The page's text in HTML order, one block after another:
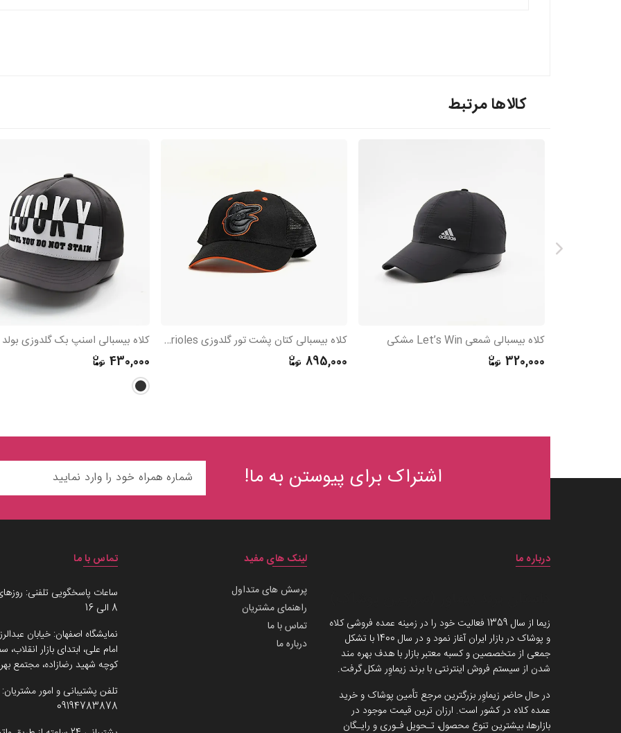
کالاها مرتبط
کلاه بیسبالی شمعی Let’s Win مشکی
320,000
کلاه بیسبالی کتان پشت تور گلدوزی Baltimore Orioles
895,000
کلاه بیسبالی اسنپ بک گلدوزی
430,000
اشتراک برای پیوستن به ما!
درباره ما
زیما از سال 1359 فعالیت خود را در زمینه عمده فروشی کلاه
و پوشاک در بازار ایران آغاز نمود و در سال 1400 با تشکل
جمعی از متخصصین و کسبه معتبر بازار با هدف بهره مند
شدن از سیستم فروش اینترنتی با برند زیماوِر شکل گرفت.
در حال حاضر زیماوِر بزرگترین مرجع تأمین پوشاک و خرید
عمده کلاه در کشور است. ارزان ترین قیمت موجود در
بازارها، بیشترین تنوع محصول، تـحویل فـوری و رایـگان
لینک های مفید
پرسش های متداول
راهنمای مشتریان
تماس با ما
درباره ما
تماس با ما
ساعات پاسخگویی تلفنی:
8 الی 16
نمایشگاه اصفهان: خیابان
امام علی، ابتدای بازار
کوچه شهید رضازاده، مجتمع
تلفن پشتیبانی و امور مشتریان:
09194783878